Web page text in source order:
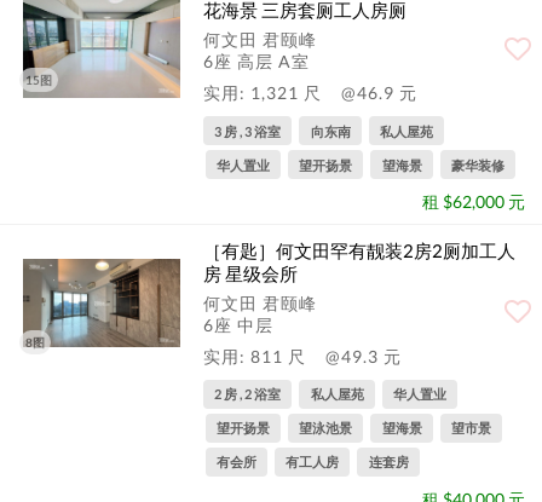
15图
花海景 三房套厕工人房厕
何文田 君颐峰
6座 高层 A室
实用: 1,321 尺
@46.9 元
3 房 , 3 浴室 向东南 私人屋苑
华人置业 望开扬景 望海景 豪华装修
租 $62,000 元
8图
［有匙］何文田罕有靓装2房2厕加工人
房 星级会所
何文田 君颐峰
6座 中层
实用: 811 尺
@49.3 元
2 房 , 2 浴室 私人屋苑 华人置业
望开扬景 望泳池景 望海景 望市景
有会所 有工人房 连套房